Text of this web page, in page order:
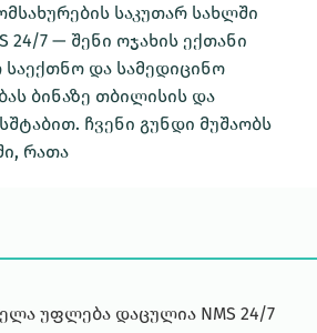
საკუთარ სახლში
24/7 — შენი ოჯახის ექთანი
საექთნო და სამედიცინო
ბინაზე თბილისის და
ჩვენი გუნდი მუშაობს
რათა
უფლება დაცულია NMS 24/7